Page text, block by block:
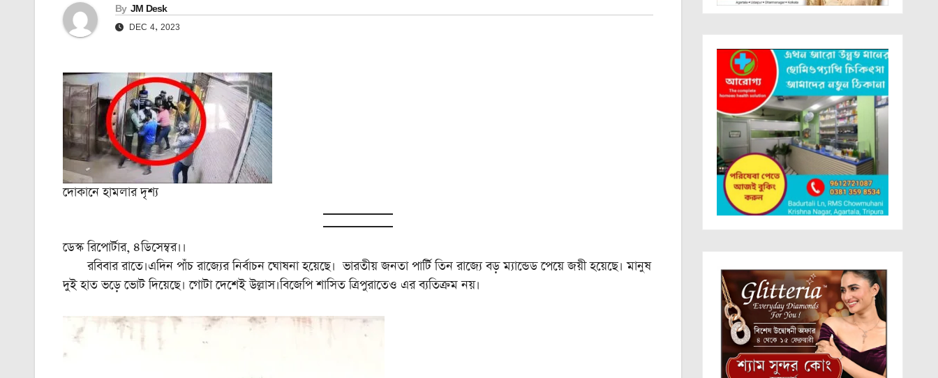
By JM Desk
DEC 4, 2023
দোকানে হামলার দৃশ্য
ডেস্ক রিপোর্টার, ৪ডিসেম্বর।।
রবিবার রাতে।এদিন পাঁচ রাজ্যের নির্বাচন ঘোষনা হয়েছে। ভারতীয় জনতা পার্টি তিন রাজ্যে বড় ম্যান্ডেড পেয়ে জয়ী হয়েছে। মানুষ
দুই হাত ভড়ে ভোট দিয়েছে। গোটা দেশেই উল্লাস।বিজেপি শাসিত ত্রিপুরাতেও এর ব্যতিক্রম নয়।